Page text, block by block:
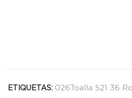
ETIQUETAS: 026Toalla S21 36